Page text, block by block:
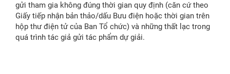
gửi tham gia không đúng thời gian quy định (căn cứ theo
Giấy tiếp nhận bản thảo/dấu Bưu điện hoặc thời gian trên
hộp thư điện tử của Ban Tổ chức) và những thất lạc trong
quá trình tác giả gửi tác phẩm dự giải.